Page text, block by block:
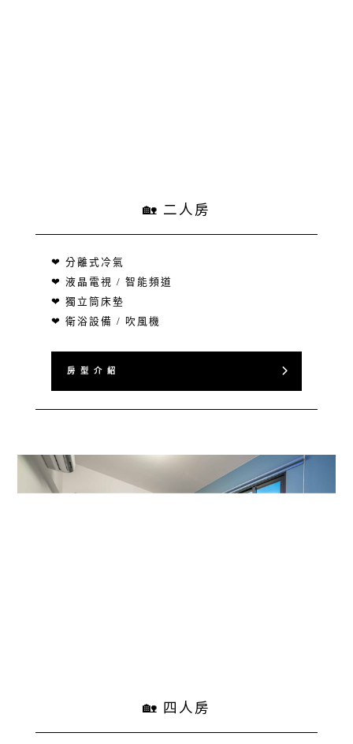
🏡 二人房
❤ 分離式冷氣
❤ 液晶電視 / 智能頻道
❤ 獨立筒床墊
❤ 衛浴設備 / 吹風機
房 型 介 紹
🏡 四人房